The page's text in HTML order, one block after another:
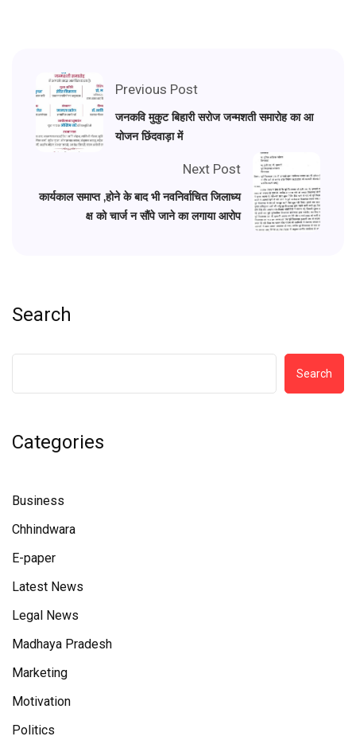
Previous Post
जनकवि मुकुट बिहारी सरोज जन्मशती समारोह का आ
योजन छिंदवाड़ा में
Next Post
कार्यकाल समाप्त ,होने के बाद भी नवनिर्वाचित जिलाध्य
क्ष को चार्ज न सौंपे जाने का लगाया आरोप
Search
Search
Categories
Business
Chhindwara
E-paper
Latest News
Legal News
Madhaya Pradesh
Marketing
Motivation
Politics